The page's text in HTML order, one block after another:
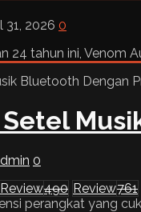
31, 2026 0
24 tahun ini, Venom
Setel
0
490 Review761
perangkat yang